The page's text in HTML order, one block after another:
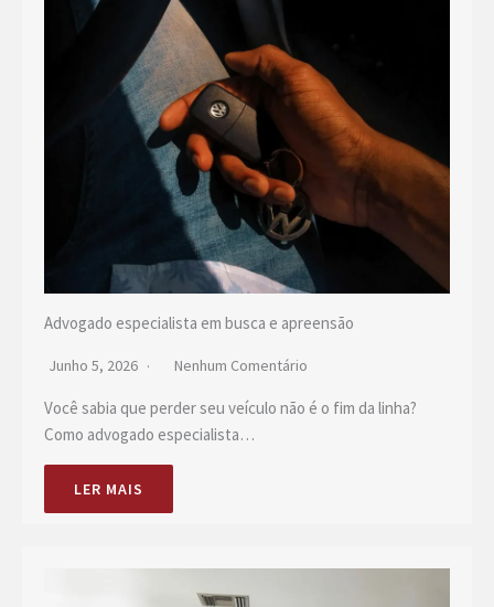
Advogado especialista em busca e apreensão
Junho 5, 2026 Nenhum Comentário
Você sabia que perder seu veículo não é o fim da linha?
Como advogado especialista…
LER MAIS